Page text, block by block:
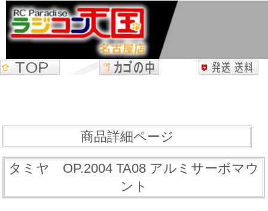
商品詳細ページ
タミヤ OP.2004 TA08 アルミサーボマウ
ント